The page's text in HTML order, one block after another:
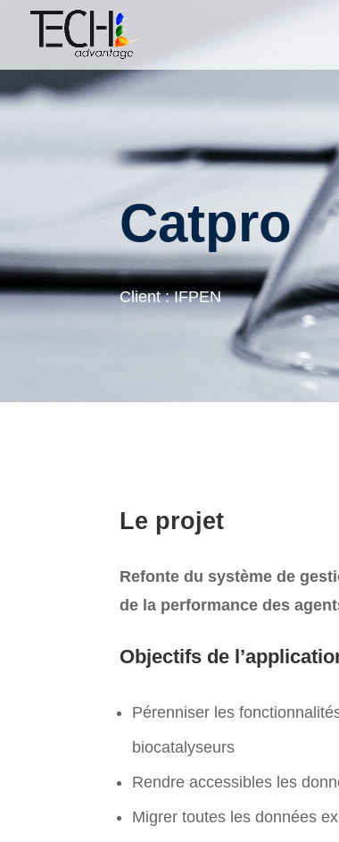
Catpro
Client : IFPEN
Le projet
Refonte du système de
de la performance des
Objectifs de
Pérenniser les
biocatalyseurs
Rendre accessibles les
Migrer toutes les données